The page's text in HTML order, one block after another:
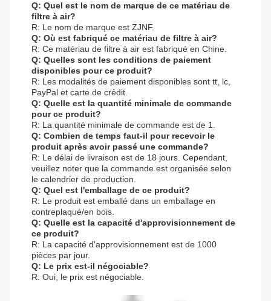
Q: Quel est le nom de marque de ce matériau de
filtre à air?
R: Le nom de marque est ZJNF.
Q: Où est fabriqué ce matériau de filtre à air?
R: Ce matériau de filtre à air est fabriqué en Chine.
Q: Quelles sont les conditions de paiement
disponibles pour ce produit?
R: Les modalités de paiement disponibles sont tt, lc,
PayPal et carte de crédit.
Q: Quelle est la quantité minimale de commande
pour ce produit?
R: La quantité minimale de commande est de 1.
Q: Combien de temps faut-il pour recevoir le
produit après avoir passé une commande?
R: Le délai de livraison est de 18 jours. Cependant,
veuillez noter que la commande est organisée selon
le calendrier de production.
Q: Quel est l'emballage de ce produit?
R: Le produit est emballé dans un emballage en
contreplaqué/en bois.
Q: Quelle est la capacité d'approvisionnement de
ce produit?
R: La capacité d'approvisionnement est de 1000
pièces par jour.
Q: Le prix est-il négociable?
R: Oui, le prix est négociable.